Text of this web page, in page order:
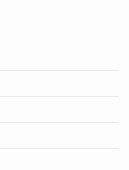
braucht mit.